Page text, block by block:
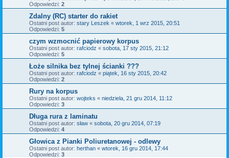
Odpowiedzi: 2
Zdalny (RC) starter do rakiet
Ostatni post autor: stary Leszek « wtorek, 1 wrz 2015, 20:51
Odpowiedzi: 5
czym wzmocnić papierowy korpus
Ostatni post autor: rafciodz « sobota, 17 sty 2015, 21:12
Odpowiedzi: 5
Łoże silnika bez tylnej ścianki ???
Ostatni post autor: rafciodz « piątek, 16 sty 2015, 20:42
Odpowiedzi: 2
Rury na korpus
Ostatni post autor: wojteks « niedziela, 21 gru 2014, 11:12
Odpowiedzi: 3
Długa rura z laminatu
Ostatni post autor: sław « sobota, 20 gru 2014, 07:19
Odpowiedzi: 4
Głowica z Pianki Poliuretanowej - odlewy
Ostatni post autor: herthan « wtorek, 16 gru 2014, 17:44
Odpowiedzi: 3